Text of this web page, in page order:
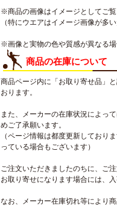
※商品の画像はイメージとしてご覧
（特にウエアはイメージ画像が多
※画像と実物の色や質感が異なる
商品の在庫について
商品ページ内に「お取り寄せ品」
おります。
また、メーカーの在庫状況によっ
めご了承願います。
（ページ情報は都度更新しており
っている場合もございます）
ご注文いただきましたのちに、ご
お取り寄せになります場合には、
なお、メーカー在庫切れ等により